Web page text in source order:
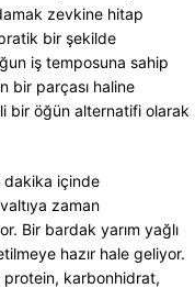
zevkine hitap
bir şekilde
iş temposuna sahip
bir parçası haline
bir öğün alternatifi olarak
dakika içinde
zaman
Bir bardak yarım yağlı
hazır hale geliyor.
protein, karbonhidrat,